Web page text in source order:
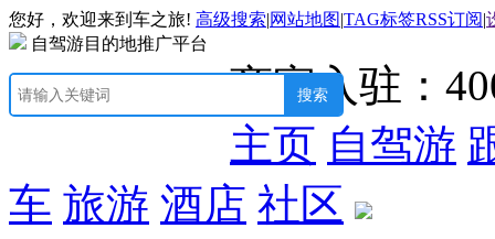
您好，欢迎来到车之旅! 高级搜索|网站地图|TAG标签RSS订阅|
自驾游目的地推广平台
商家入驻：
主页 自驾游
车 旅游 酒店 社区